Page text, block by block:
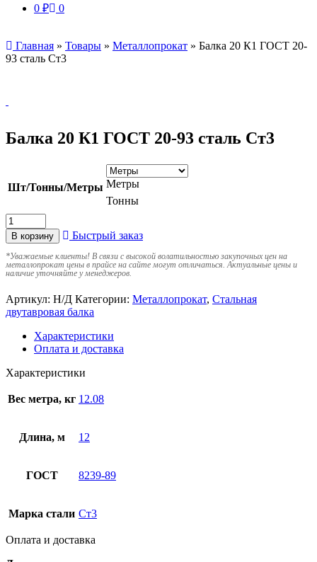
0 ₽ 0
Главная » Товары » Металлопрокат » Балка 20 К1 ГОСТ 20-
93 сталь Ст3
Балка 20 К1 ГОСТ 20-93 сталь Ст3
Шт/Тонны/Метры Метры
Тонны
В корзину Быстрый заказ
*Уважаемые клиенты! В связи с высокой волатильностью закупочных цен на
металлопрокат цены в прайсе на сайте могут отличаться. Актуальные цены и
наличие уточняйте у менеджеров.
Артикул: Н/Д Категории: Металлопрокат, Стальная
двутавровая балка
Характеристики
Оплата и доставка
Характеристики
Вес метра, кг 12.08
Длина, м 12
ГОСТ 8239-89
Марка стали Ст3
Оплата и доставка